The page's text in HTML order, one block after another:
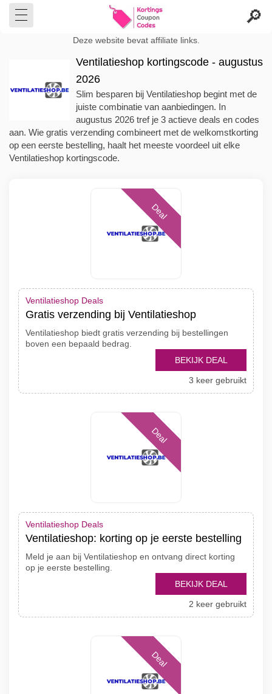
Deze website bevat affiliate links.
Ventilatieshop kortingscode - augustus
2026
Slim besparen bij Ventilatieshop begint met de
juiste combinatie van aanbiedingen. In
augustus 2026 tref je 3 actieve deals en codes
aan. Wie gratis verzending combineert met de welkomstkorting
op een eerste bestelling, haalt het meeste voordeel uit elke
Ventilatieshop kortingscode.
Deal
Ventilatieshop Deals
Gratis verzending bij Ventilatieshop
Ventilatieshop biedt gratis verzending bij bestellingen
boven een bepaald bedrag.
BEKIJK DEAL
3 keer gebruikt
Deal
Ventilatieshop Deals
Ventilatieshop: korting op je eerste bestelling
Meld je aan bij Ventilatieshop en ontvang direct korting
op je eerste bestelling.
BEKIJK DEAL
2 keer gebruikt
Deal